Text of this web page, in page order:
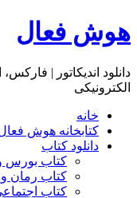
هوش فعال
دانلود اندیکاتور |
الکترونیکی
خانه
کتابخانه هوش
دانلود کتاب
کتاب بورس
کتاب رمان و
کتاب